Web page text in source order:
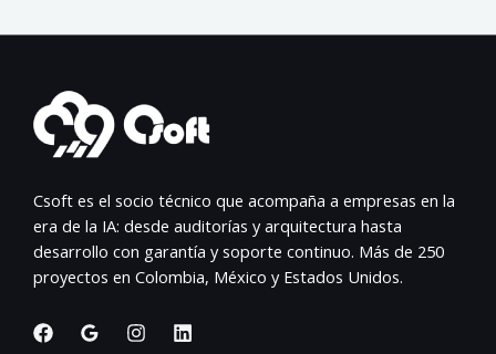
Csoft es el socio técnico que acompaña a empresas en la
era de la IA: desde auditorías y arquitectura hasta
desarrollo con garantía y soporte continuo. Más de 250
proyectos en Colombia, México y Estados Unidos.